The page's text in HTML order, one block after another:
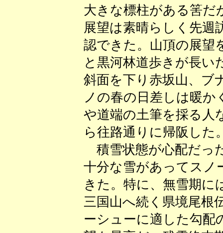
大きな標柱がある筈だ
展望は素晴らしく先週
認できた。山頂の展望
と黒河林道歩きが長い
斜面を下り赤坂山、ブ
ノの春の日差しは暖
や道端の土筆を採る人
ら往路通りに帰阪した
積雪状態が心配だっ
十分な雪があってスノ
きた。特に、無雪期に
三国山へ続く県境尾根
ーシューに適した勾配